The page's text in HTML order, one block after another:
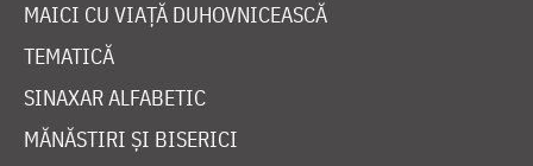
MAICI CU VIAȚĂ DUHOVNICEASCĂ
TEMATICĂ
SINAXAR ALFABETIC
MĂNĂSTIRI ȘI BISERICI